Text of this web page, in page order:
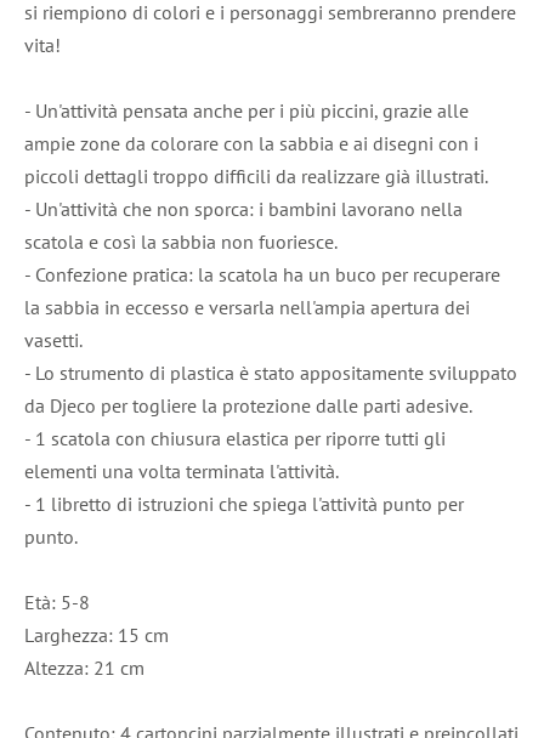
si riempiono di colori e i personaggi sembreranno prendere
vita!
- Un'attività pensata anche per i più piccini, grazie alle
ampie zone da colorare con la sabbia e ai disegni con i
piccoli dettagli troppo difficili da realizzare già illustrati.
- Un'attività che non sporca: i bambini lavorano nella
scatola e così la sabbia non fuoriesce.
- Confezione pratica: la scatola ha un buco per recuperare
la sabbia in eccesso e versarla nell'ampia apertura dei
vasetti.
- Lo strumento di plastica è stato appositamente sviluppato
da Djeco per togliere la protezione dalle parti adesive.
- 1 scatola con chiusura elastica per riporre tutti gli
elementi una volta terminata l'attività.
- 1 libretto di istruzioni che spiega l'attività punto per
punto.
Età: 5-8
Larghezza: 15 cm
Altezza: 21 cm
Contenuto: 4 cartoncini parzialmente illustrati e preincollati